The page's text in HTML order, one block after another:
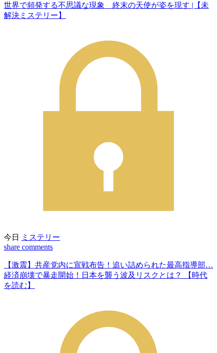
世界で頻発する不思議な現象 終末の天使が姿を現す |【未
解決ミステリー】
今日
ミステリー
share comments
【激震】共産党内に宣戦布告！追い詰められた最高指導部…
経済崩壊で暴走開始！日本を襲う波及リスクとは？ 【時代
を読む】